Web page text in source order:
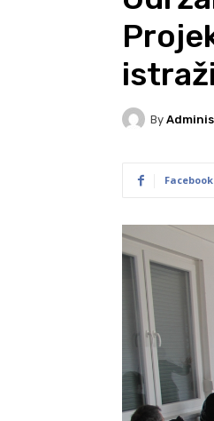
By
Facebook